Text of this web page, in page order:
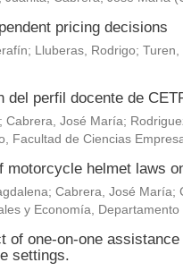
pricing decisions
; Lluberas, Rodrigo; Turen,
del perfil docente de
Cabrera, José María;
Facultad de Ciencias
motorcycle helmet laws
; Cabrera, José María;
y Economía,
of one-on-one
settings.